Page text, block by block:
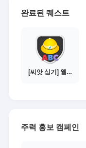
완료된 퀘스트
[씨앗 심기] 웹툰보기 - 수익내기 편
주력 홍보 캠페인